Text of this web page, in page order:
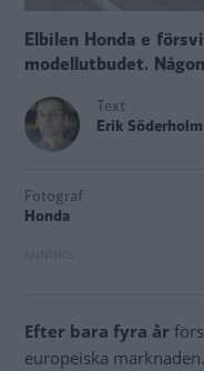
Elbilen Honda e
modellutbudet.
Text
Erik Söderholm
Fotograf
Honda
Efter bara fyra år
europeiska